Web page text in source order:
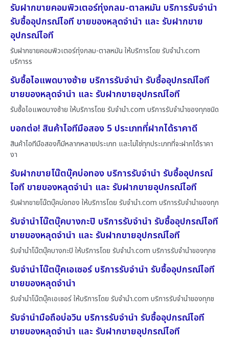
รับฝากขายคอมพิวเตอร์ทุ่งกลม-ตาลหมัน บริการรับจำนำ
รับซื้ออุปกรณ์ไอที ขายของหลุดจำนำ และ รับฝากขาย
อุปกรณ์ไอที
รับฝากขายคอมพิวเตอร์ทุ่งกลม-ตาลหมัน ให้บริการโดย รับจํานํา.com
บริการร
รับซื้อไอแพดบางซ้าย บริการรับจำนำ รับซื้ออุปกรณ์ไอที
ขายของหลุดจำนำ และ รับฝากขายอุปกรณ์ไอที
รับซื้อไอแพดบางซ้าย ให้บริการโดย รับจํานํา.com บริการรับจำนำของทุกชนิด
บอกต่อ! สินค้าไอทีมือสอง 5 ประเภทที่ฝากได้ราคาดี
สินค้าไอทีมือสองก็มีหลากหลายประเภท และไม่ใช่ทุกประเภทที่จะฝากได้ราคา
งา
รับฝากขายโน๊ตบุ๊คบ่อทอง บริการรับจำนำ รับซื้ออุปกรณ์
ไอที ขายของหลุดจำนำ และ รับฝากขายอุปกรณ์ไอที
รับฝากขายโน๊ตบุ๊คบ่อทอง ให้บริการโดย รับจํานํา.com บริการรับจำนำของทุก
รับจำนำโน๊ตบุ๊คบางกะปิ บริการรับจำนำ รับซื้ออุปกรณ์ไอที
ขายของหลุดจำนำ และ รับฝากขายอุปกรณ์ไอที
รับจำนำโน๊ตบุ๊คบางกะปิ ให้บริการโดย รับจํานํา.com บริการรับจำนำของทุกช
รับจำนำโน๊ตบุ๊คเอเซอร์ บริการรับจำนำ รับซื้ออุปกรณ์ไอที
ขายของหลุดจำนำ
รับจำนำโน๊ตบุ๊คเอเซอร์ ให้บริการโดย รับจํานํา.com บริการรับจำนำของทุกช
รับจำนำมือถือบ่อวิน บริการรับจำนำ รับซื้ออุปกรณ์ไอที
ขายของหลุดจำนำ และ รับฝากขายอุปกรณ์ไอที